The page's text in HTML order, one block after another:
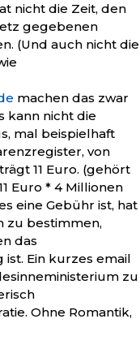
nicht die Zeit, den
gegebenen
(Und auch nicht die
machen das zwar
kann nicht die
mal beispielhaft
von
11 Euro. (gehört
Euro * 4 Millionen
eine Gebühr ist, hat
zu bestimmen,
das
Ein kurzes email
zu
Ohne Romantik,